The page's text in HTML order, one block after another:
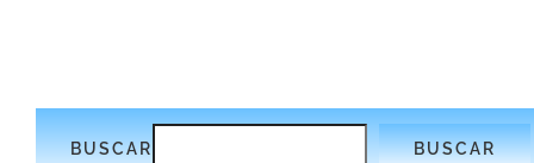
BUSCAR BUSCAR